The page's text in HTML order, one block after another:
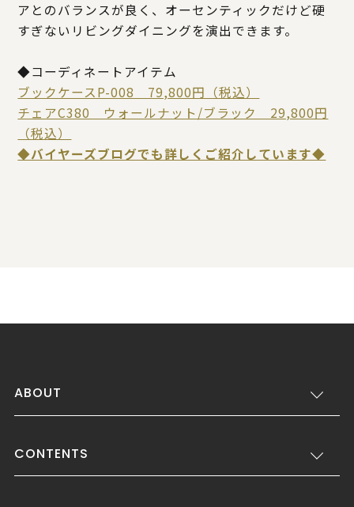
アとのバランスが良く、オーセンティックだけど硬
すぎないリビングダイニングを演出できます。
◆コーディネートアイテム
ブックケースP-008 79,800円（税込）
チェアC380 ウォールナット/ブラック 29,800円
（税込）
◆バイヤーズブログでも詳しくご紹介しています◆
ABOUT
CONTENTS